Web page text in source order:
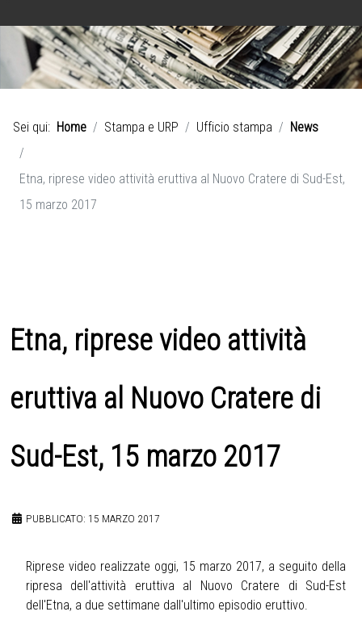
Sei qui: Home Stampa e URP Ufficio stampa News
Etna, riprese video attività eruttiva al Nuovo Cratere di Sud-Est,
15 marzo 2017
Etna, riprese video attività
eruttiva al Nuovo Cratere di
Sud-Est, 15 marzo 2017
PUBBLICATO: 15 MARZO 2017
Riprese video realizzate oggi, 15 marzo 2017, a seguito della
ripresa dell'attività eruttiva al Nuovo Cratere di Sud-Est
dell'Etna, a due settimane dall'ultimo episodio eruttivo.